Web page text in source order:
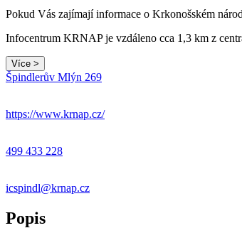
Pokud Vás zajímají informace o Krkonošském
Infocentrum KRNAP je vzdáleno cca 1,3 km z
Více >
−
Špindlerův Mlýn 269
https://www.krnap.cz/
499 433 228
icspindl@krnap.cz
Popis